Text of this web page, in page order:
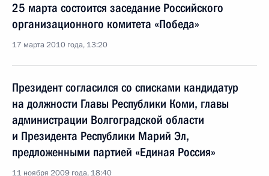
25 марта состоится заседание Российского
организационного комитета «Победа»
17 марта 2010 года, 13:20
Президент согласился со списками кандидатур
на должности Главы Республики Коми, главы
администрации Волгоградской области
и Президента Республики Марий Эл,
предложенными партией «Единая Россия»
11 ноября 2009 года, 18:40